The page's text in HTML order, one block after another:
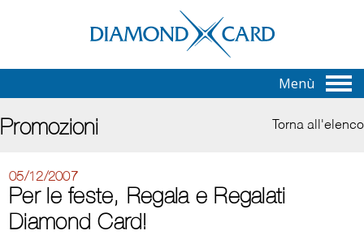
Menù
Promozioni Torna all'elenco
05/12/2007
Per le feste, Regala e Regalati
Diamond Card!